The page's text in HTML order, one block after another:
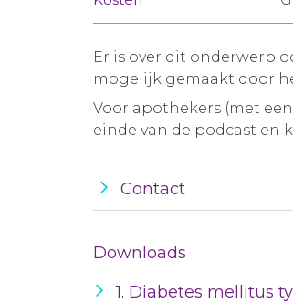
Er is over dit onderwerp
mogelijk gemaakt door
Voor apothekers (met
einde van de podcast en
Contact
Downloads
1. Diabetes mellitus